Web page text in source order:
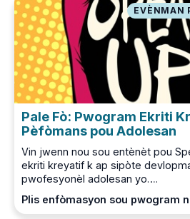
EVÈNMAN
Pale Fò: Pwogram Ekriti
Pèfòmans pou Adolesan
Vin jwenn nou sou entènèt pou
ekriti kreyatif k ap sipòte
pwofesyonèl adolesan yo….
Plis enfòmasyon sou pwogram